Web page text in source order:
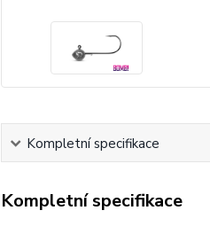
Kompletní specifikace
Kompletní specifikace